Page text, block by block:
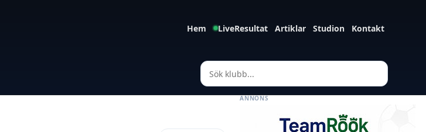
Hem LiveResultat Artiklar Studion Kontakt
ANNONS